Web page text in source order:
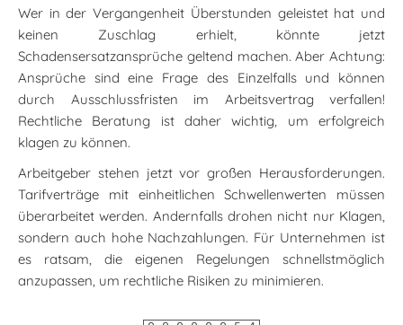
Wer in der Vergangenheit Überstunden geleistet hat und
keinen Zuschlag erhielt, könnte jetzt
Schadensersatzansprüche geltend machen. Aber Achtung:
Ansprüche sind eine Frage des Einzelfalls und können
durch Ausschlussfristen im Arbeitsvertrag verfallen!
Rechtliche Beratung ist daher wichtig, um erfolgreich
klagen zu können.
Arbeitgeber stehen jetzt vor großen Herausforderungen.
Tarifverträge mit einheitlichen Schwellenwerten müssen
überarbeitet werden. Andernfalls drohen nicht nur Klagen,
sondern auch hohe Nachzahlungen. Für Unternehmen ist
es ratsam, die eigenen Regelungen schnellstmöglich
anzupassen, um rechtliche Risiken zu minimieren.